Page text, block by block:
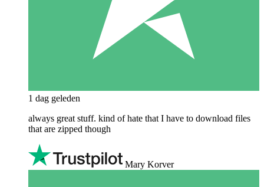
1 dag geleden
always great stuff. kind of hate that I have to download files
that are zipped though
Mary Korver